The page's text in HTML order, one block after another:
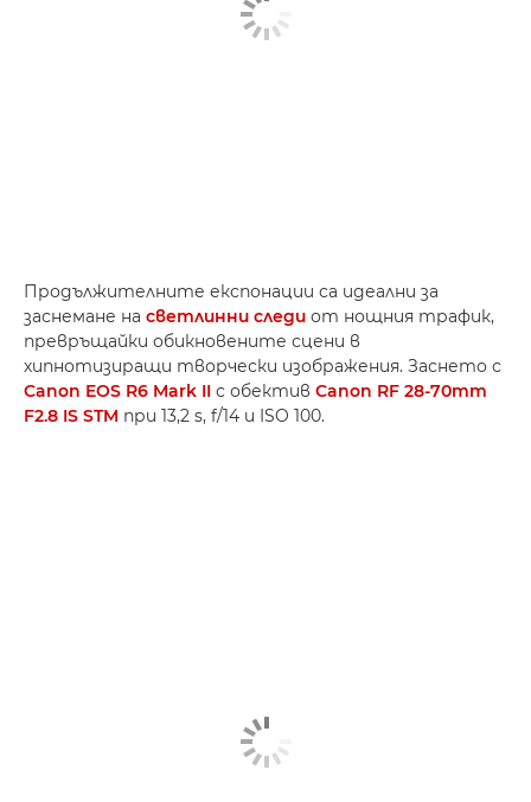
Продължителните експонации са идеални за
заснемане на светлинни следи от нощния трафик,
превръщайки обикновените сцени в
хипнотизиращи творчески изображения. Заснето с
Canon EOS R6 Mark II с обектив Canon RF 28-70mm
F2.8 IS STM при 13,2 s, f/14 и ISO 100.